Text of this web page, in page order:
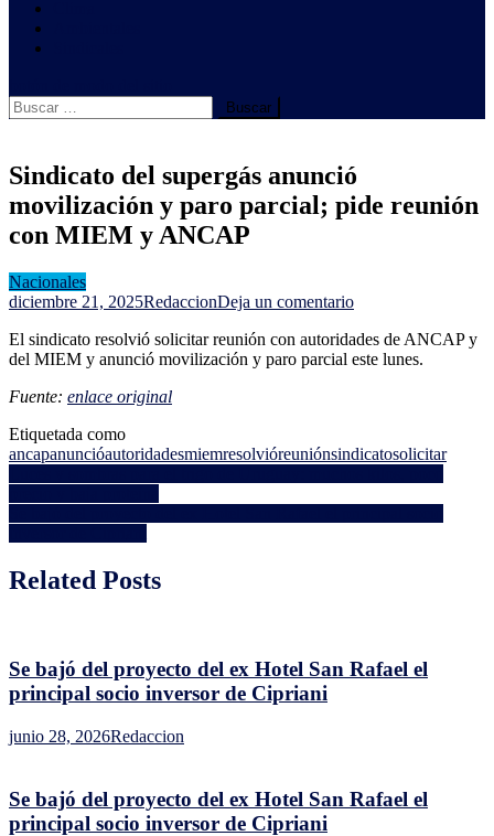
Buscar:
Sindicato del supergás anunció
movilización y paro parcial; pide reunión
con MIEM y ANCAP
Nacionales
diciembre 21, 2025RedaccionDeja un comentarioen
del
supergás
parcial;
pide
con
El sindicato resolvió solicitar reunión con autoridades de ANCAP y
del MIEM y anunció movilización y paro parcial este lunes.
Fuente: enlace original
Etiquetada como
ancapanuncióautoridadesmiemresolvióreuniónsindicatosolicitar
Navegación
de
entradas
Related Posts
Se bajó del proyecto del ex Hotel San Rafael el
principal socio inversor de Cipriani
junio 28, 2026Redaccion
Se bajó del proyecto del ex Hotel San Rafael el
principal socio inversor de Cipriani